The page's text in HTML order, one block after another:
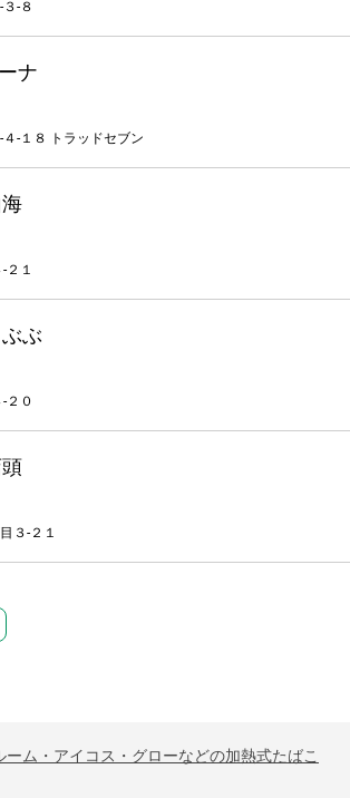
-８
ナ
-１８ トラッドセブン
２１
ぶ
２０
３-２１
ーム・アイコス・グローなどの加熱式たばこ